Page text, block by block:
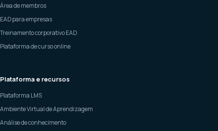
Área de membros
EAD para empresas
Treinamento corporativo EAD
Plataforma de curso online
Plataforma e recursos
Plataforma LMS
Ambiente Virtual de Aprendizagem
Análise de conhecimento